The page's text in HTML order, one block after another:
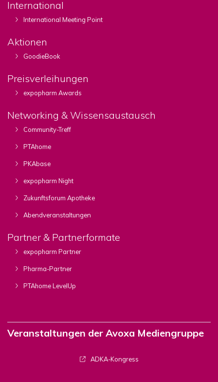
International
International Meeting Point
Aktionen
GoodieBook
Preisverleihungen
expopharm Awards
Networking & Wissensaustausch
Community-Treff
PTAhome
PKAbase
expopharm Night
Zukunftsforum Apotheke
Abendveranstaltungen
Partner & Partnerformate
expopharm Partner
Pharma-Partner
PTAhome LevelUp
Veranstaltungen der Avoxa Mediengruppe
ADKA-Kongress